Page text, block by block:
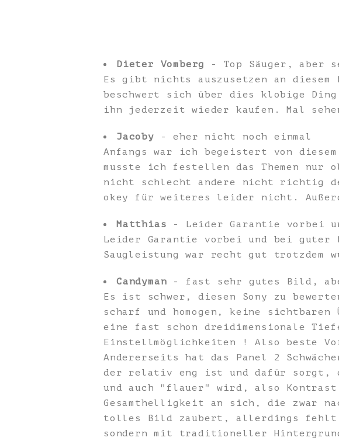
Dieter Vomberg
- Top Säuger, aber
Es gibt nichts auszusetzen an
beschwert sich über dies klobige
ihn jederzeit wieder kaufen. Mal
Jacoby - eher nicht noch einmal
Anfangs war ich begeistert von
musste ich festellen das Themen nur
nicht schlecht andere nicht richtig
okey für weiteres leider nicht.
Matthias - Leider Garantie vorbei
Leider Garantie vorbei und bei guter
Saugleistung war recht gut trotzdem
Candyman - fast sehr gutes Bild,
Es ist schwer, diesen Sony zu
scharf und homogen, keine
eine fast schon dreidimensionale
Einstellmöglichkeiten ! Also beste
Andererseits hat das Panel 2
der relativ eng ist und dafür sorgt,
und auch "flauer" wird, also
Gesamthelligkeit an sich, die zwar
tolles Bild zaubert, allerdings fehlt im
sondern mit traditioneller